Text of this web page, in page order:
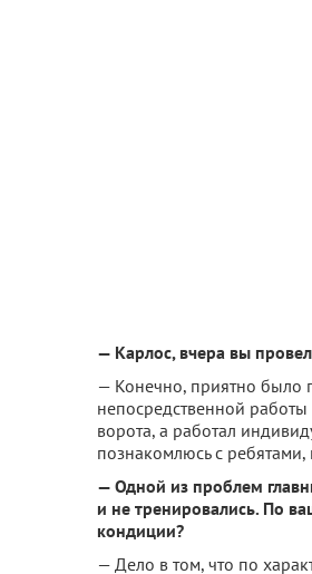
— Карлос, вчера вы
— Конечно, приятно было
непосредственной
ворота, а работал
познакомлюсь с
— Одной из проблем
и не тренировались. По
кондиции?
— Дело в том, что по